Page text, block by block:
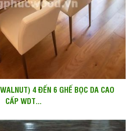
4 ĐẾN 6 GHẾ BỌC DA CAO
CẤP WDT...